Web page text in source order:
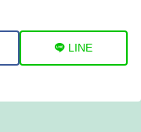
LINE